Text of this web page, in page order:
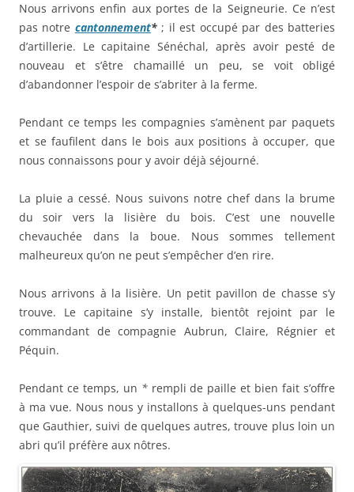
Nous arrivons enfin aux portes de la Seigneurie. Ce n’est
pas notre cantonnement* ; il est occupé par des batteries
d’artillerie. Le capitaine Sénéchal, après avoir pesté de
nouveau et s’être chamaillé un peu, se voit obligé
d’abandonner l’espoir de s’abriter à la ferme.
Pendant ce temps les compagnies s’amènent par paquets
et se faufilent dans le bois aux positions à occuper, que
nous connaissons pour y avoir déjà séjourné.
La pluie a cessé. Nous suivons notre chef dans la brume
du soir vers la lisière du bois. C’est une nouvelle
chevauchée dans la boue. Nous sommes tellement
malheureux qu’on ne peut s’empêcher d’en rire.
Nous arrivons à la lisière. Un petit pavillon de chasse s’y
trouve. Le capitaine s’y installe, bientôt rejoint par le
commandant de compagnie Aubrun, Claire, Régnier et
Péquin.
Pendant ce temps, un * rempli de paille et bien fait s’offre
à ma vue. Nous nous y installons à quelques-uns pendant
que Gauthier, suivi de quelques autres, trouve plus loin un
abri qu’il préfère aux nôtres.